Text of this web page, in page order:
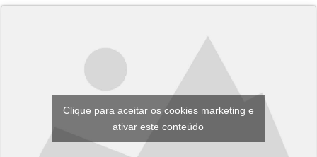
Clique para aceitar os cookies marketing e
ativar este conteúdo